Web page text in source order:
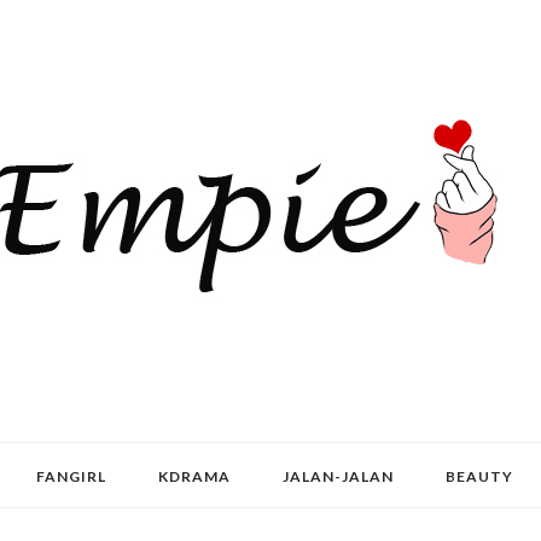
FANGIRL KDRAMA JALAN-JALAN BEAUTY